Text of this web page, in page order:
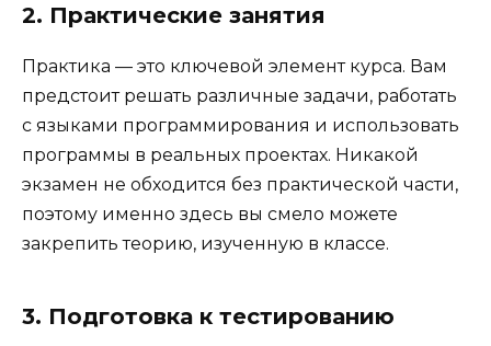
2. Практические занятия
Практика — это ключевой элемент курса. Вам
предстоит решать различные задачи, работать
с языками программирования и использовать
программы в реальных проектах. Никакой
экзамен не обходится без практической части,
поэтому именно здесь вы смело можете
закрепить теорию, изученную в классе.
3. Подготовка к тестированию